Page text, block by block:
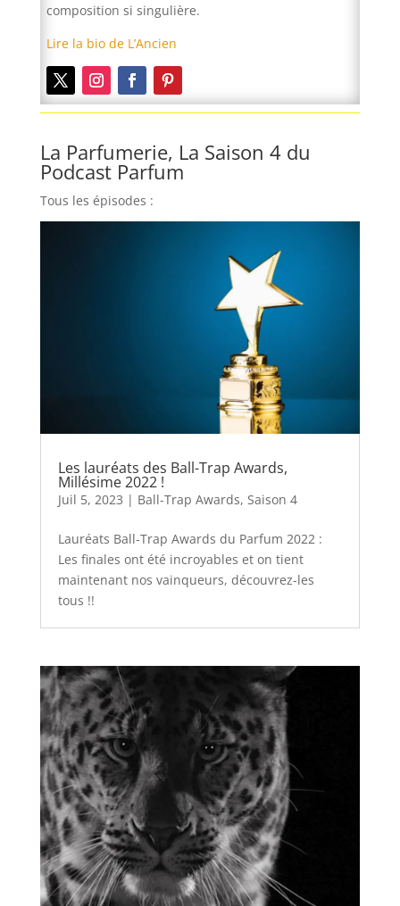
composition si singulière.
Lire la bio de L’Ancien
La Parfumerie, La Saison 4 du
Podcast Parfum
Tous les épisodes :
Les lauréats des Ball-Trap Awards,
Millésime 2022 !
Juil 5, 2023 | Ball-Trap Awards, Saison 4
Lauréats Ball-Trap Awards du Parfum 2022 :
Les finales ont été incroyables et on tient
maintenant nos vainqueurs, découvrez-les
tous !!